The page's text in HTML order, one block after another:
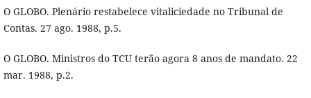
O GLOBO. Plenário restabelece vitaliciedade no Tribunal de
Contas. 27 ago. 1988, p.5.
O GLOBO. Ministros do TCU terão agora 8 anos de mandato. 22
mar. 1988, p.2.